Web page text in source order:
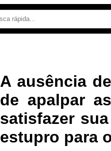
A ausência
de apalpar
satisfazer
estupro para